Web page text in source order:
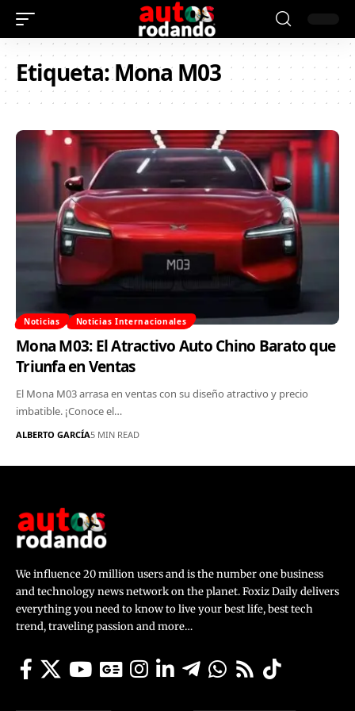
Etiqueta:Mona M03
Noticias Noticias Internacionales
Mona M03: El Atractivo Auto Chino Barato que
Triunfa en Ventas
El Mona M03 arrasa en ventas con su diseño atractivo y precio
imbatible. ¡Conoce el…
ALBERTO GARCÍA5 MIN READ
We influence 20 million users and is the number one business
and technology news network on the planet. Foxiz Daily delivers
everything you need to know to live your best life, best tech
trend, traveling passion and more…